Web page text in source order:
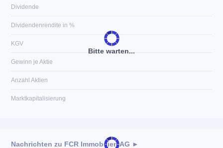
Bitte warten...
Dividende
Dividendenrendite in %
KGV
Gewinn je Aktie
Anzahl Aktien
Marktkapitalisierung
Nachrichten zu FCR Immobilien AG ►